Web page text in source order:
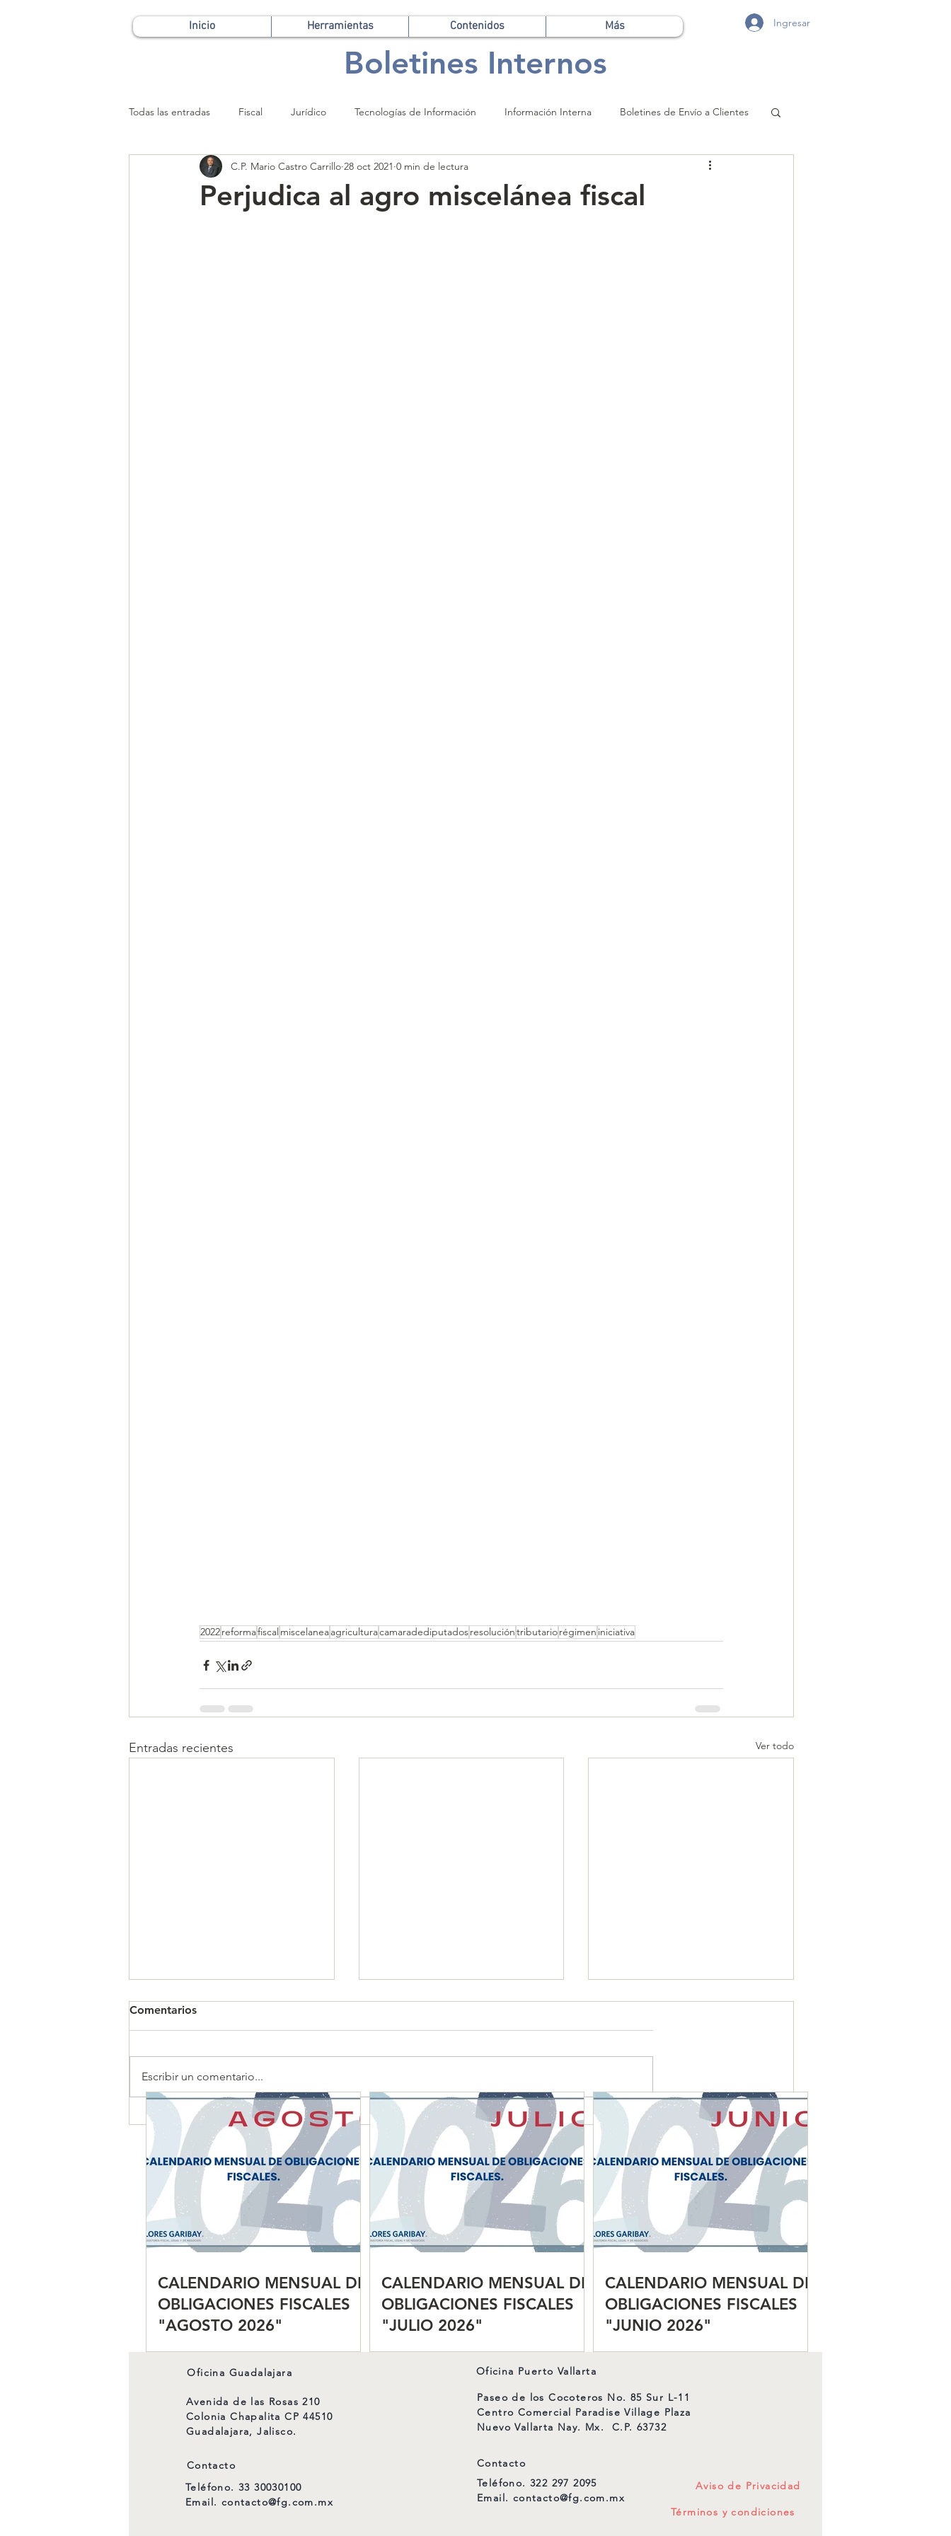
Inicio Herramientas Contenidos Más Ingresar
Boletines Internos
Todas las entradas Fiscal Jurídico Tecnologías de Información Información Interna Boletines de Envío a Clientes
Patrimonial
Perjudica al agro miscelánea fiscal
C.P. Mario Castro Carrillo 28 oct 2021 0 min de lectura
2022reformafiscal miscelaneaagriculturacamaradediputadosresolucióntributariorégimen iniciativa
Entradas recientes Ver todo
CALENDARIO MENSUAL DE
OBLIGACIONES FISCALES
"AGOSTO 2026"
CALENDARIO MENSUAL DE
OBLIGACIONES FISCALES
"JULIO 2026"
CALENDARIO MENSUAL DE
OBLIGACIONES FISCALES
"JUNIO 2026"
Comentarios
Escribir un comentario...
CALENDARIO MENSUAL DE
OBLIGACIONES FISCALES
"AGOSTO 2026"
CALENDARIO MENSUAL DE
OBLIGACIONES FISCALES
"JULIO 2026"
CALENDARIO MENSUAL DE
OBLIGACIONES FISCALES
"JUNIO 2026"
Oficina Guadalajara Oficina Puerto Vallarta
Avenida de las Rosas 210
Colonia Chapalita CP 44510
Guadalajara, Jalisco.
Contacto
Teléfono. 33 30030100
Email. contacto@fg.com.mx
Paseo de los Cocoteros No. 85 Sur L-11
Centro Comercial Paradise Village Plaza
Nuevo Vallarta Nay. Mx. C.P. 63732
Contacto
Teléfono.322 297 2095
Email. contacto@fg.com.mx
Aviso de Privacidad
Términos y condiciones